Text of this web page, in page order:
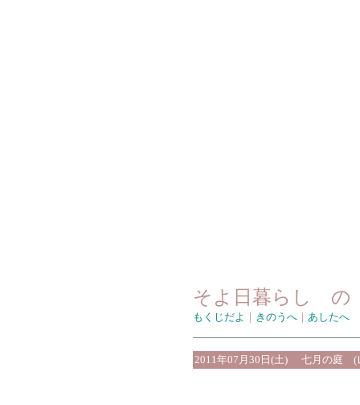
そよ日暮らし の
もくじだよ きのうへ あしたへ
2011年07月30日(土) 七月の庭 (